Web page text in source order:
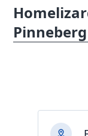
Pinneberg